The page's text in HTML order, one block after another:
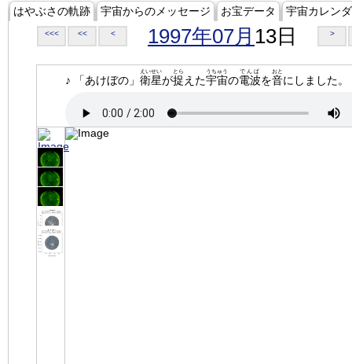
はやぶさの軌跡 宇宙からのメッセージ お宝データ 宇宙カレン
<<< << < 1997年07月 13日 >
♪ 「あけぼの」 衛星
えいせい
が捉
とら
えた宇宙
うちゅう
の電波
でんぱ
を音
おと
にしました。